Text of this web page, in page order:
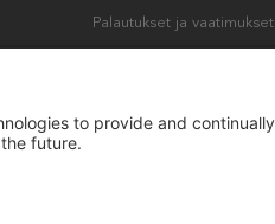
Palautukset ja vaatimukset